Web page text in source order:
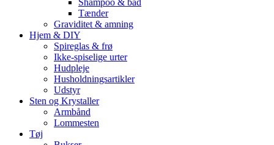
Shampoo & bad
Tænder
Graviditet & amning
Hjem & DIY
Spireglas & frø
Ikke-spiselige urter
Hudpleje
Husholdningsartikler
Udstyr
Sten og Krystaller
Armbånd
Lommesten
Tøj